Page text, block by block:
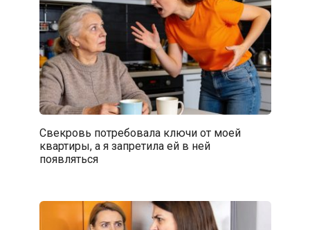
Свекровь потребовала ключи от моей
квартиры, а я запретила ей в ней
появляться